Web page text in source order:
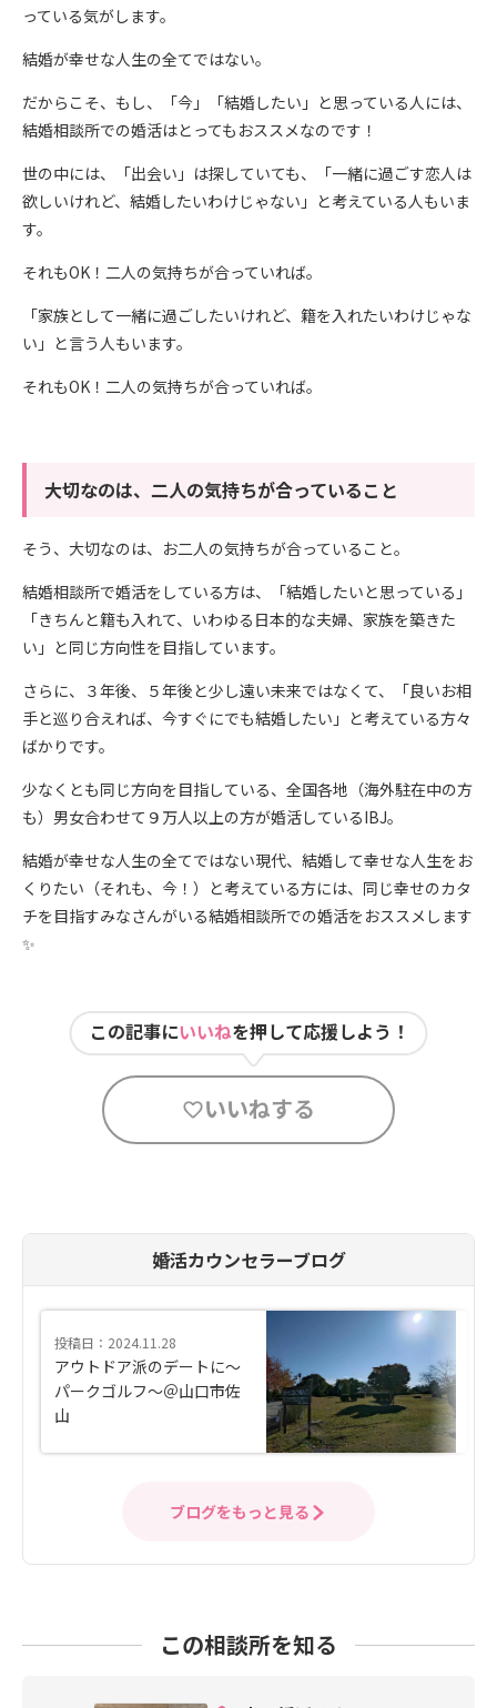
っている気がします。
結婚が幸せな人生の全てではない。
だからこそ、もし、「今」「結婚したい」と思っている人には、
結婚相談所での婚活はとってもおススメなのです！
世の中には、「出会い」は探していても、「一緒に過ごす恋人は
欲しいけれど、結婚したいわけじゃない」と考えている人もいま
す。
それもOK！二人の気持ちが合っていれば。
「家族として一緒に過ごしたいけれど、籍を入れたいわけじゃな
い」と言う人もいます。
それもOK！二人の気持ちが合っていれば。
大切なのは、二人の気持ちが合っていること
そう、大切なのは、お二人の気持ちが合っていること。
結婚相談所で婚活をしている方は、「結婚したいと思っている」
「きちんと籍も入れて、いわゆる日本的な夫婦、家族を築きた
い」と同じ方向性を目指しています。
さらに、３年後、５年後と少し遠い未来ではなくて、「良いお相
手と巡り合えれば、今すぐにでも結婚したい」と考えている方々
ばかりです。
少なくとも同じ方向を目指している、全国各地（海外駐在中の方
も）男女合わせて９万人以上の方が婚活しているIBJ。
結婚が幸せな人生の全てではない現代、結婚して幸せな人生をお
くりたい（それも、今！）と考えている方には、同じ幸せのカタ
チを目指すみなさんがいる結婚相談所での婚活をおススメします
✨
この記事にいいねを押して応援しよう！
いいねする
婚活カウンセラーブログ
投稿日：2024.11.28
アウトドア派のデートに～
パークゴルフ～＠山口市佐
山
ブログをもっと見る
この相談所を知る